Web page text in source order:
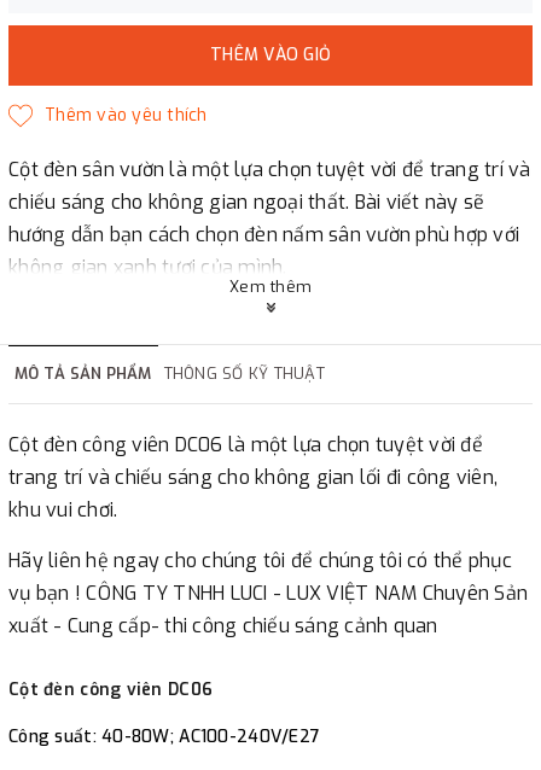
THÊM VÀO GIỎ
Cột đèn sân vườn là một lựa chọn tuyệt vời để trang trí và
chiếu sáng cho không gian ngoại thất. Bài viết này sẽ
hướng dẫn bạn cách chọn đèn nấm sân vườn phù hợp với
không gian xanh tươi của mình.
Hãy liên hệ ngay cho chúng tôi để chúng tôi có thể phục
vụ bạn ! CÔNG TY TNHH LUCI - LUX VIỆT NAM Chuyên Sản
xuất - Cung cấp- thi công Đèn led trang trí chiếu sáng
cảnh quan
Cột đèn chiếu sáng sân vườn hiện đại LC-PL1224
Power: 10-60W; AC100-240V,
CCT: 3000K~6500K
Size: 160*160* H1500~4000mm
IP Rating: IP54; CRI (Ra)>80;
Material: Steel or Alumium / or Iron
Color: Black / Gray ….
Xem thêm
MÔ TẢ SẢN PHẨM THÔNG SỐ KỸ THUẬT
Cột đèn công viên DC06 là một lựa chọn tuyệt vời để
trang trí và chiếu sáng cho không gian lối đi công viên,
khu vui chơi.
Hãy liên hệ ngay cho chúng tôi để chúng tôi có thể phục
vụ bạn ! CÔNG TY TNHH LUCI - LUX VIỆT NAM Chuyên Sản
xuất - Cung cấp- thi công chiếu sáng cảnh quan
Cột đèn công viên DC06
Công suất: 40-80W; AC100-240V/E27